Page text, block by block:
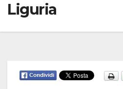
Liguria